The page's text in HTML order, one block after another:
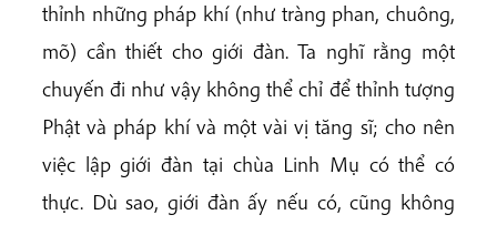
thỉnh những pháp khí (như tràng phan, chuông,
mõ) cần thiết cho giới đàn. Ta nghĩ rằng một
chuyến đi như vậy không thể chỉ để thỉnh tượng
Phật và pháp khí và một vài vị tăng sĩ; cho nên
việc lập giới đàn tại chùa Linh Mụ có thể có
thực. Dù sao, giới đàn ấy nếu có, cũng không